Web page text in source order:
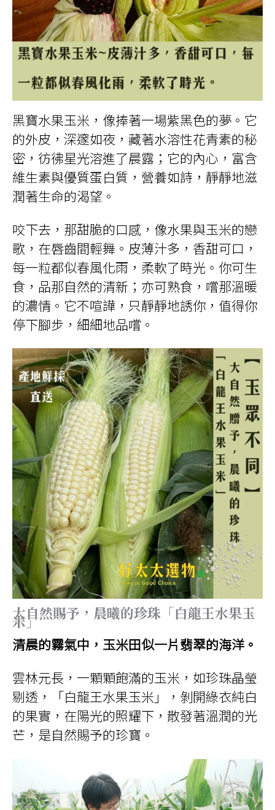
黑寶水果玉米，像捧著一場紫黑色的夢。它
的外皮，深邃如夜，藏著水溶性花青素的秘
密，彷彿星光溶進了晨露；它的內心，富含
維生素與優質蛋白質，營養如詩，靜靜地滋
潤著生命的渴望。
咬下去，那甜脆的口感，像水果與玉米的戀
歌，在唇齒間輕舞。皮薄汁多，香甜可口，
每一粒都似春風化雨，柔軟了時光。你可生
食，品那自然的清新；亦可熟食，嚐那溫暖
的濃情。它不喧譁，只靜靜地誘你，值得你
停下腳步，細細地品嚐。
大自然賜予， 晨曦的珍珠「白龍王水果玉
米」
清晨的霧氣中，玉米田似一片翡翠的海洋。
雲林元長，一顆顆飽滿的玉米，如珍珠晶瑩
剔透，「白龍王水果玉米」，剝開綠衣純白
的果實，在陽光的照耀下，散發著溫潤的光
芒，是自然賜予的珍寶。